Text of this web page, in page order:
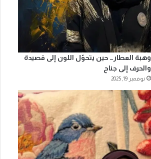
وهبة العطار… حين يتحوّل اللون إلى قصيدة
والحرف إلى جناح
نوفمبر 19, 2025